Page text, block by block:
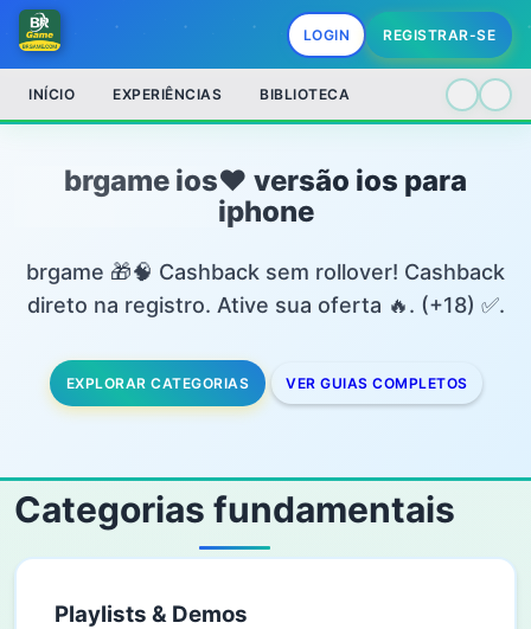
LOGIN REGISTRAR-SE
INÍCIO EXPERIÊNCIAS BIBLIOTECA
brgame ios❤️ versão ios para
iphone
brgame 🎁🧠 Cashback sem rollover! Cashback
direto na registro. Ative sua oferta 🔥. (+18) ✅.
EXPLORAR CATEGORIAS VER GUIAS COMPLETOS
Categorias fundamentais
Playlists & Demos